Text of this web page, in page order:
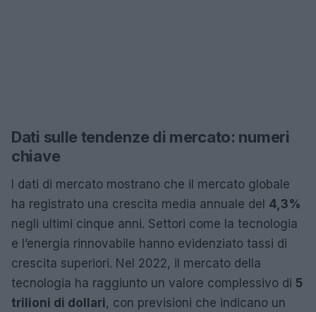
Dati sulle tendenze di mercato: numeri
chiave
I dati di mercato mostrano che il mercato globale
ha registrato una crescita media annuale del 4,3%
negli ultimi cinque anni. Settori come la tecnologia
e l’energia rinnovabile hanno evidenziato tassi di
crescita superiori. Nel 2022, il mercato della
tecnologia ha raggiunto un valore complessivo di 5
trilioni di dollari, con previsioni che indicano un